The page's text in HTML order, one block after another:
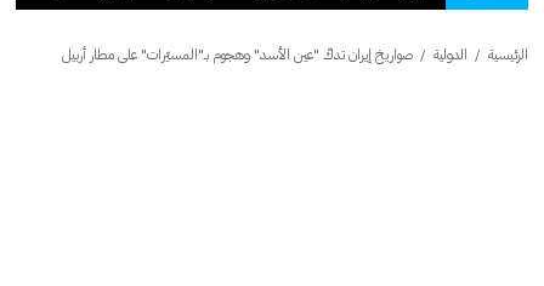
الرئيسية / الدولية / صواريخ إيران تدكّ "عين الأسد" وهجوم بـ"المسيّرات" على مطار أربيل